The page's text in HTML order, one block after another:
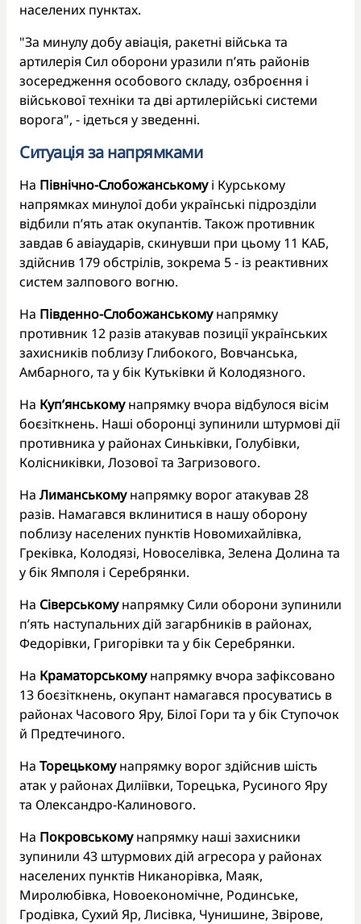
населених пунктах.
"За минулу добу авіація, ракетні війська та
артилерія Сил оборони уразили п’ять районів
зосередження особового складу, озброєння і
військової техніки та дві артилерійські системи
ворога", - ідеться у зведенні.
Ситуація за напрямками
На Північно-Слобожанськомуі Курському
напрямках минулої доби українські підрозділи
відбили п’ять атак окупантів. Також противник
завдав 6 авіаударів, скинувши при цьому 11 КАБ,
здійснив 179 обстрілів, зокрема 5 - із реактивних
систем залпового вогню.
На Південно-Слобожанськомунапрямку
противник 12 разів атакував позиції українських
захисників поблизу Глибокого, Вовчанська,
Амбарного, та у бік Кутьківки й Колодязного.
На Куп’янськомунапрямку вчора відбулося вісім
боєзіткнень. Наші оборонці зупинили штурмові дії
противника у районах Синьківки, Голубівки,
Колісниківки, Лозової та Загризового.
На Лиманськомунапрямку ворог атакував 28
разів. Намагався вклинитися в нашу оборону
поблизу населених пунктів Новомихайлівка,
Греківка, Колодязі, Новоселівка, Зелена Долина та
у бік Ямполя і Серебрянки.
На Сіверськомунапрямку Сили оборони зупинили
п’ять наступальних дій загарбників в районах,
Федорівки, Григорівки та у бік Серебрянки.
На Краматорськомунапрямку вчора зафіксовано
13 боєзіткнень, окупант намагався просуватись в
районах Часового Яру, Білої Гори та у бік Ступочок
й Предтечиного.
На Торецькомунапрямку ворог здійснив шість
атак у районах Диліївки, Торецька, Русиного Яру
та Олександро-Калинового.
На Покровськомунапрямку наші захисники
зупинили 43 штурмових дій агресора у районах
населених пунктів Никанорівка, Маяк,
Миролюбівка, Новоекономічне, Родинське,
Гродівка, Сухий Яр, Лисівка, Чунишине, Звірове,